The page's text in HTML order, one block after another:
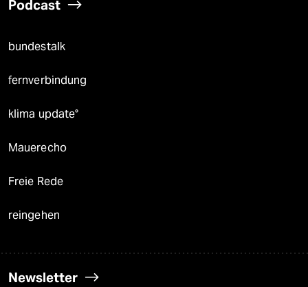
Podcast
bundestalk
fernverbindung
klima update°
Mauerecho
Freie Rede
reingehen
Newsletter